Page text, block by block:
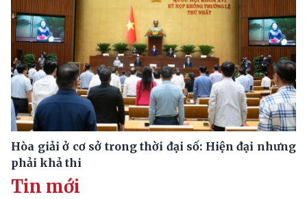
Hòa giải ở cơ sở trong thời đại số: Hiện đại nhưng
phải khả thi
Tin mới